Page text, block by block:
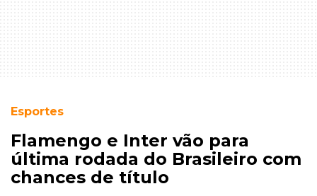
Esportes
Flamengo e Inter vão para
última rodada do Brasileiro com
chances de título